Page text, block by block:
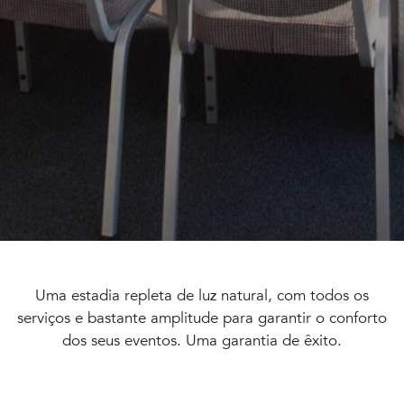
Uma estadia repleta de luz natural, com todos os
serviços e bastante amplitude para garantir o conforto
dos seus eventos. Uma garantia de êxito.